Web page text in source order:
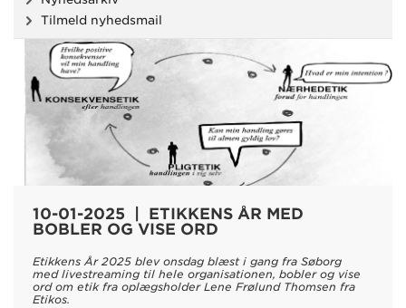
Tilmeld nyhedsmail
10-01-2025 | ETIKKENS ÅR MED
BOBLER OG VISE ORD
Etikkens År 2025 blev onsdag blæst i gang fra Søborg
med livestreaming til hele organisationen, bobler og vise
ord om etik fra oplægsholder Lene Frølund Thomsen fra
Etikos.